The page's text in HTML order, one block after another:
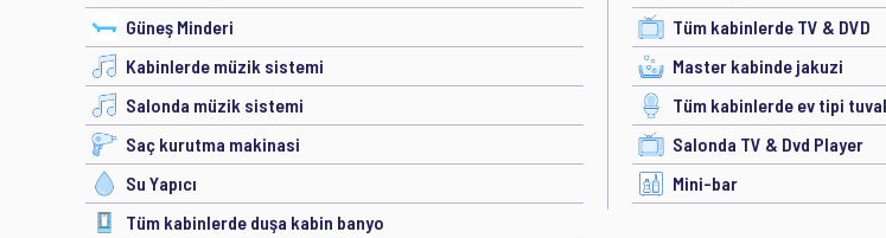
Güneş Minderi
Tüm kabinlerde TV & DVD
Kabinlerde müzik sistemi
Master kabinde jakuzi
Salonda müzik sistemi
Tüm kabinlerde ev tipi
Saç kurutma makinasi
Salonda TV & Dvd Player
Su Yapıcı
Mini-bar
Tüm kabinlerde duşa kabin banyo